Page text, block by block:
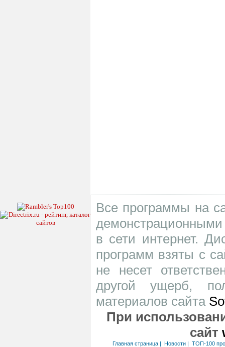
Все программы на
в сети интернет.
программ взяты с
не несет
другой ущерб,
материалов сайта
При
сайт
Главная страница| Новости| ТОП-100